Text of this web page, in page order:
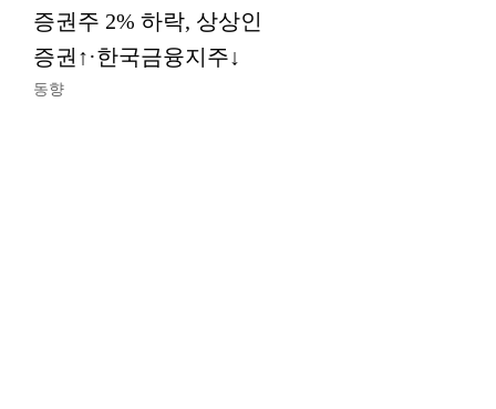
증권주 2% 하락, 상상인
증권↑·한국금융지주↓
동향